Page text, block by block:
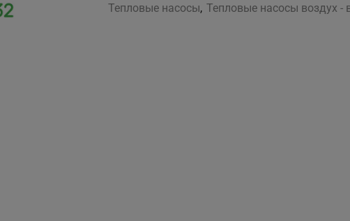
Тепловые насосы, Тепловые насосы воздух -